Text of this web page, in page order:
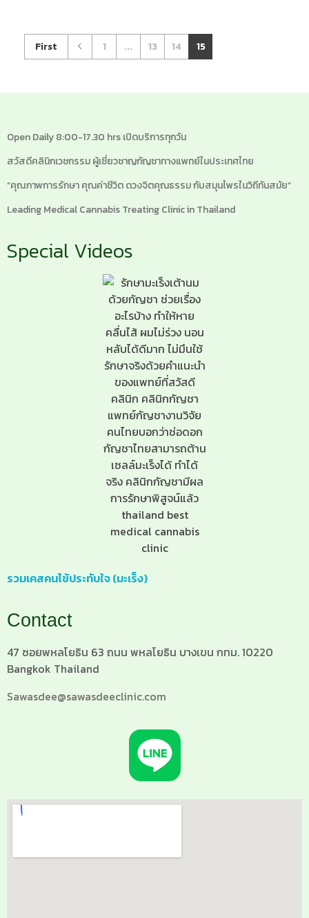
First 1 ... 13 14 15
Open Daily 8:00-17.30 hrs เปิดบริการทุกวัน
สวัสดีคลินิกเวชกรรม ผู้เชี่ยวชาญกัญชาทางแพทย์ในประเทศไทย
“คุณภาพการรักษา คุณค่าชีวิต ดวงจิตคุณธรรม กับสมุนไพรในวิถีทันสมัย”
Leading Medical Cannabis Treating Clinic in Thailand
Special Videos
รวมเคสคนไข้ประทับใจ (มะเร็ง)
Contact
47 ซอยพหลโยธิน 63 ถนน พหลโยธิน บางเขน กทม. 10220
Bangkok Thailand
Sawasdee@sawasdeeclinic.com